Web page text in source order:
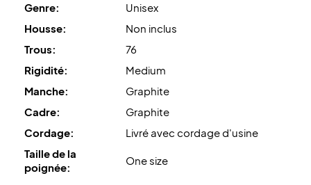
Genre:
Unisex
Housse:
Non inclus
Trous:
76
Rigidité:
Medium
Manche:
Graphite
Cadre:
Graphite
Cordage:
Livré avec cordage d'usine
Taille de la
poignée:
One size